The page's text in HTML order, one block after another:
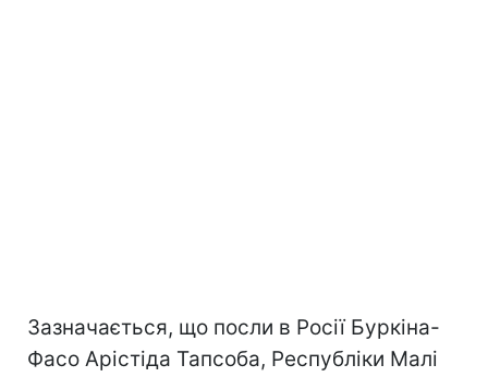
Зазначається, що посли в Росії Буркіна-
Фасо Арістіда Тапсоба, Республіки Малі